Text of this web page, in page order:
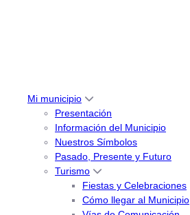
Mi municipio
Presentación
Información del Municipio
Nuestros Símbolos
Pasado, Presente y Futuro
Turismo
Fiestas y Celebraciones
Cómo llegar al Municipio